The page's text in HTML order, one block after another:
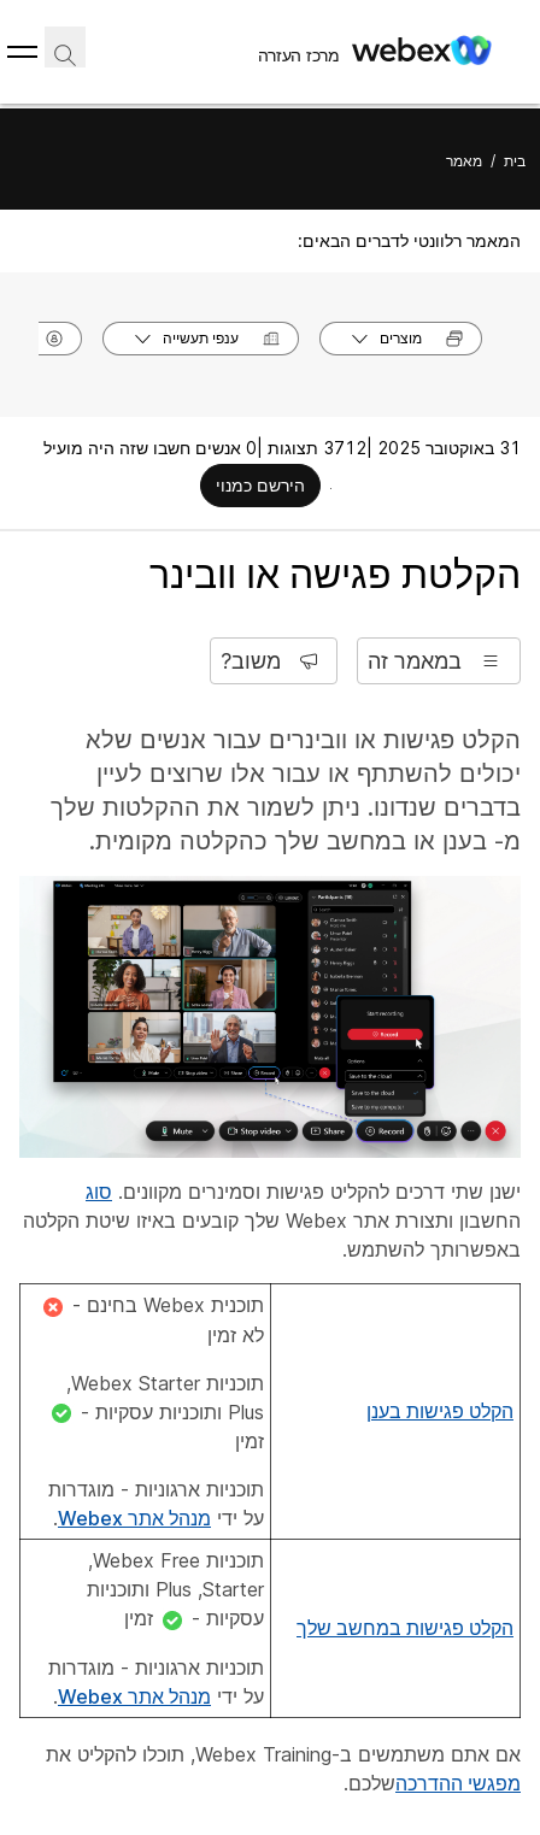
מרכז העזרה
בית / מאמר
המאמר רלוונטי לדברים הבאים:
מוצרים ענפי תעשייה
31 באוקטובר 2025 | 3712 תצוגות |
0 אנשים חשבו שזה היה מועיל
הירשם כמנוי
הקלטת פגישה או וובינר
במאמר זה משוב?
הקלט פגישות או וובינרים עבור אנשים שלא
יכולים להשתתף או עבור אלו שרוצים לעיין
בדברים שנדונו. ניתן לשמור את ההקלטות שלך
מ- בענן או במחשב שלך כהקלטה מקומית.
ישנן שתי דרכים להקליט פגישות וסמינרים מקוונים. סוג
החשבון ותצורת אתר Webex שלך קובעים באיזו שיטת הקלטה
באפשרותך להשתמש.
הקלט פגישות בענן
תוכנית Webex בחינם -
לא זמין
תוכניות Webex Starter‏,
Plus ותוכניות עסקיות -
זמין
תוכניות ארגוניות - מוגדרות
על ידי מנהל אתר Webex .
הקלט פגישות במחשב שלך
תוכניות Webex Free‏,
Starter‏, Plus ותוכניות
עסקיות -
זמין
תוכניות ארגוניות - מוגדרות
על ידי מנהל אתר Webex .
אם אתם משתמשים ב-Webex Training, תוכלו להקליט את
מפגשי ההדרכהשלכם.